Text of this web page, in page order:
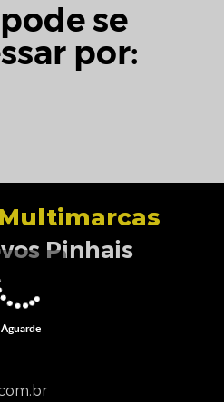
se
por:
Pinhais
Aguarde